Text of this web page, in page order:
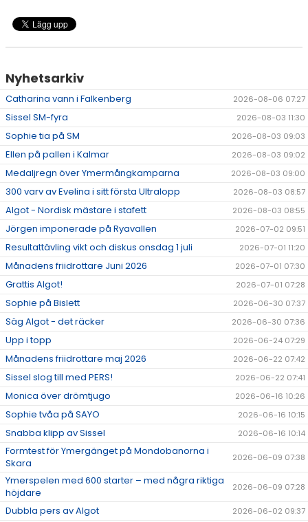
Nyhetsarkiv
Catharina vann i Falkenberg 2026-08-06 07:27
Sissel SM-fyra 2026-08-03 11:30
Sophie tia på SM 2026-08-03 09:03
Ellen på pallen i Kalmar 2026-08-03 09:02
Medaljregn över Ymermångkamparna 2026-08-03 09:00
300 varv av Evelina i sitt första Ultralopp 2026-08-03 08:57
Algot - Nordisk mästare i stafett 2026-08-03 08:55
Jörgen imponerade på Ryavallen 2026-07-02 09:51
Resultattävling vikt och diskus onsdag 1 juli 2026-07-01 11:20
Månadens friidrottare Juni 2026 2026-07-01 07:30
Grattis Algot! 2026-07-01 07:28
Sophie på Bislett 2026-06-30 07:37
Säg Algot - det räcker 2026-06-30 07:36
Upp i topp 2026-06-24 07:29
Månadens friidrottare maj 2026 2026-06-22 07:42
Sissel slog till med PERS! 2026-06-22 07:41
Monica över drömtjugo 2026-06-16 10:26
Sophie tvåa på SAYO 2026-06-16 10:15
Snabba klipp av Sissel 2026-06-16 10:14
Formtest för Ymergänget på Mondobanorna i
Skara
2026-06-09 07:38
Ymerspelen med 600 starter – med några riktiga
höjdare
2026-06-09 07:28
Dubbla pers av Algot 2026-06-02 09:37